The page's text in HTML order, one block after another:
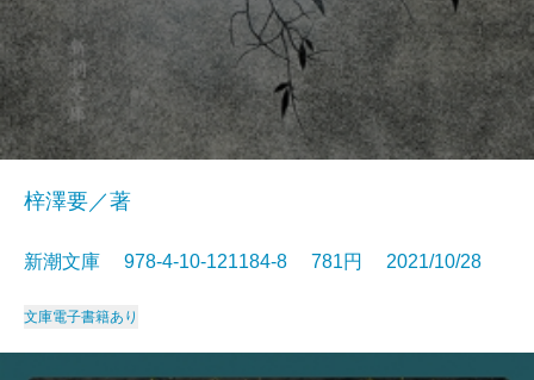
梓澤要／著
新潮文庫 978-4-10-121184-8 781円 2021/10/28
文庫電子書籍あり